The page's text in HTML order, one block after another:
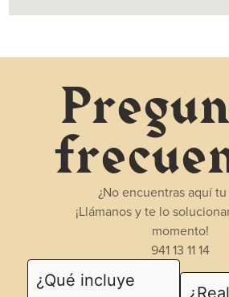
¿No encuentras aquí tu
¡Llámanos y te lo
momento!
941 13 11 14
¿Qué incluye